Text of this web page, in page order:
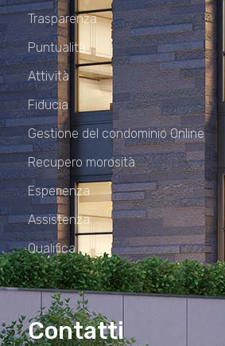
Trasparenza
Puntualità
Attività
Fiducia
Gestione del condominio Online
Recupero morosità
Esperienza
Assistenza
Qualifica
Contatti